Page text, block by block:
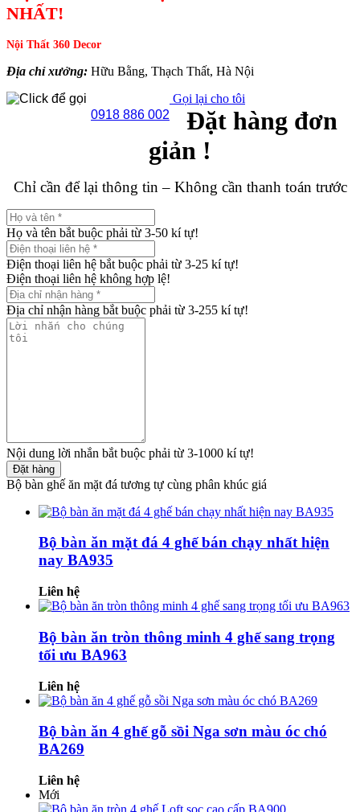
NHẤT!
Nội Thất 360 Decor
Địa chỉ xưởng: Hữu Bằng, Thạch Thất, Hà Nội
0918 886 002
Gọi lại cho tôi
Đặt hàng đơn
giản !
Chỉ cần để lại thông tin – Không cần thanh toán trước
Họ và tên bắt buộc phải từ 3-50 kí tự!
Điện thoại liên hệ bắt buộc phải từ 3-25 kí tự!
Điện thoại liên hệ không hợp lệ!
Địa chỉ nhận hàng bắt buộc phải từ 3-255 kí tự!
Nội dung lời nhắn bắt buộc phải từ 3-1000 kí tự!
Đặt hàng
Bộ bàn ghế ăn mặt đá tương tự cùng phân khúc giá
Bộ bàn ăn mặt đá 4 ghế bán chạy nhất hiện
nay BA935
Liên hệ
Bộ bàn ăn tròn thông minh 4 ghế sang trọng
tối ưu BA963
Liên hệ
Bộ bàn ăn 4 ghế gỗ sồi Nga sơn màu óc chó
BA269
Liên hệ
Mới